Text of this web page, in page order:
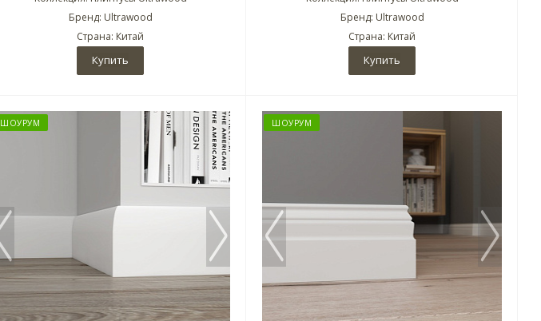
Бренд: Ultrawood
Страна: Китай
Купить
Бренд: Ultrawood
Страна: Китай
Купить
ШОУРУМ ШОУРУМ